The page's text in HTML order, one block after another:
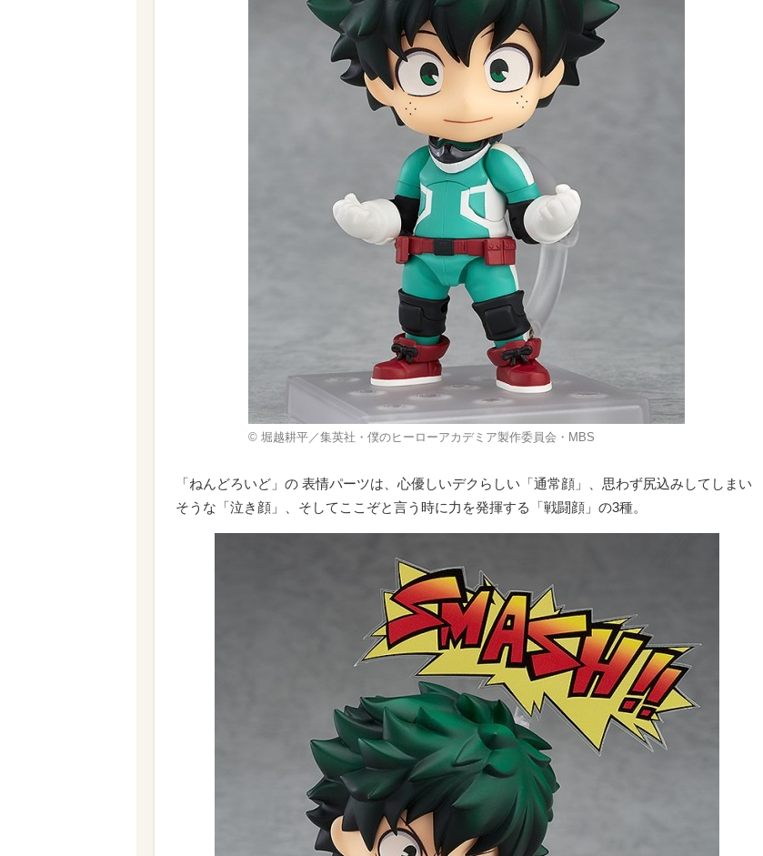
© 堀越耕平／集英社・僕のヒーローアカデミア製作委員会・MBS
「ねんどろいど」の 表情パーツは、心優しいデクらしい「通常顔」、思わず尻込みしてしまい
そうな「泣き顔」、そしてここぞと言う時に力を発揮する「戦闘顔」の3種。